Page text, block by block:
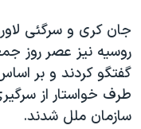
جان کری و سرگئی
روسیه نیز عصر روز
گفتگو کردند و بر
طرف خواستار از
سازمان ملل شدند.